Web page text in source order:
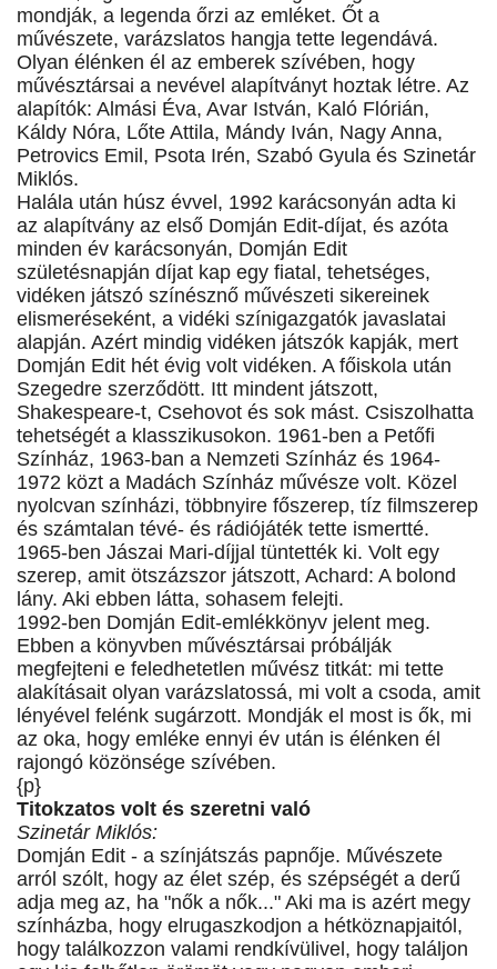
mondják, a legenda őrzi az emléket. Őt a
művészete, varázslatos hangja tette legendává.
Olyan élénken él az emberek szívében, hogy
művésztársai a nevével alapítványt hoztak létre. Az
alapítók: Almási Éva, Avar István, Kaló Flórián,
Káldy Nóra, Lőte Attila, Mándy Iván, Nagy Anna,
Petrovics Emil, Psota Irén, Szabó Gyula és Szinetár
Miklós.
Halála után húsz évvel, 1992 karácsonyán adta ki
az alapítvány az első Domján Edit-díjat, és azóta
minden év karácsonyán, Domján Edit
születésnapján díjat kap egy fiatal, tehetséges,
vidéken játszó színésznő művészeti sikereinek
elismeréseként, a vidéki színigazgatók javaslatai
alapján. Azért mindig vidéken játszók kapják, mert
Domján Edit hét évig volt vidéken. A főiskola után
Szegedre szerződött. Itt mindent játszott,
Shakespeare-t, Csehovot és sok mást. Csiszolhatta
tehetségét a klasszikusokon. 1961-ben a Petőfi
Színház, 1963-ban a Nemzeti Színház és 1964-
1972 közt a Madách Színház művésze volt. Közel
nyolcvan színházi, többnyire főszerep, tíz filmszerep
és számtalan tévé- és rádiójáték tette ismertté.
1965-ben Jászai Mari-díjjal tüntették ki. Volt egy
szerep, amit ötszázszor játszott, Achard: A bolond
lány. Aki ebben látta, sohasem felejti.
1992-ben Domján Edit-emlékkönyv jelent meg.
Ebben a könyvben művésztársai próbálják
megfejteni e feledhetetlen művész titkát: mi tette
alakításait olyan varázslatossá, mi volt a csoda, amit
lényével felénk sugárzott. Mondják el most is ők, mi
az oka, hogy emléke ennyi év után is élénken él
rajongó közönsége szívében.
{p}
Titokzatos volt és szeretni való
Szinetár Miklós:
Domján Edit - a színjátszás papnője. Művészete
arról szólt, hogy az élet szép, és szépségét a derű
adja meg az, ha "nők a nők..." Aki ma is azért megy
színházba, hogy elrugaszkodjon a hétköznapjaitól,
hogy találkozzon valami rendkívülivel, hogy találjon